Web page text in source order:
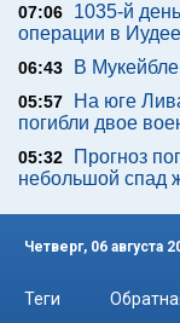
07:06
1035-й
операции в
06:43 В
05:57
На юге
погибли двое
05:32
Прогноз
небольшой спад
Четверг, 06 августа
Теги